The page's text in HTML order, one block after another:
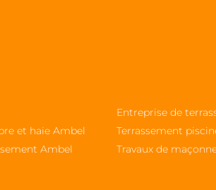
et haie Ambel
Ambel
Entreprise de
Terrassement
Travaux de